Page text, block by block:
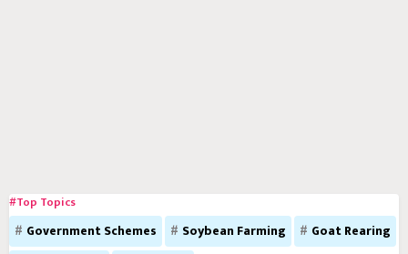
#Top Topics
Government Schemes Soybean Farming
Goat Rearing